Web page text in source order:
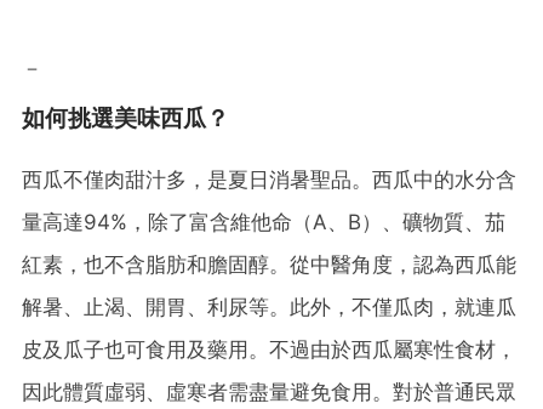
－
如何挑選美味西瓜？
西瓜不僅肉甜汁多，是夏日消暑聖品。西瓜中的水分含
量高達94%，除了富含維他命（A、B）、礦物質、茄
紅素，也不含脂肪和膽固醇。從中醫角度，認為西瓜能
解暑、止渴、開胃、利尿等。此外，不僅瓜肉，就連瓜
皮及瓜子也可食用及藥用。不過由於西瓜屬寒性食材，
因此體質虛弱、虛寒者需盡量避免食用。對於普通民眾